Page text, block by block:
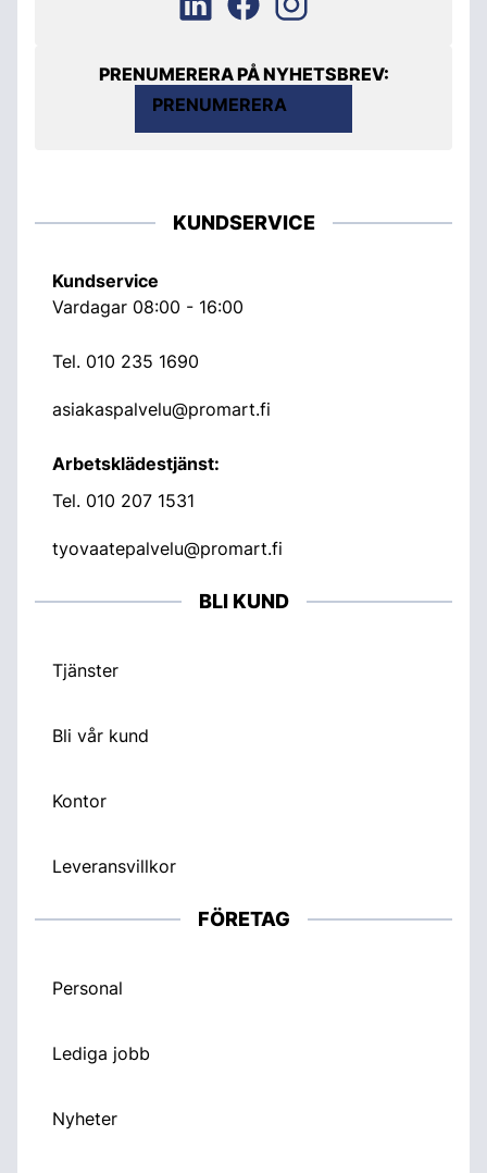
PRENUMERERA PÅ NYHETSBREV:
PRENUMERERA
KUNDSERVICE
Kundservice
Vardagar 08:00 - 16:00
Tel. 010 235 1690
asiakaspalvelu@promart.fi
Arbetsklädestjänst:
Tel. 010 207 1531
tyovaatepalvelu@promart.fi
BLI KUND
Tjänster
Bli vår kund
Kontor
Leveransvillkor
FÖRETAG
Personal
Lediga jobb
Nyheter